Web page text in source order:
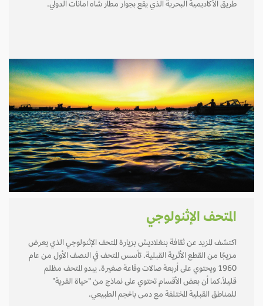
طريق الأكاديمية البحرية الذي يقع بجوار مطار شاه أمانات الدولي.
المتحف الإثنولوجي
اكتشف المزيد عن ثقافة بنغلاديش بزيارة المتحف الإثنولوجي الذي يعرض
مزيجًا من القطع الأثرية القبلية. تأسس المتحف في النصف الأول من عام
1960 ويحتوي على أربعة صالات وقاعة صغيرة. يبدو المتحف مظلم
قليلاً.كما أن بعض الأقسام تحتوي على نماذج من "حياة القرية"
للمناطق القبلية المختلفة مع دمى بالحجم الطبيعي.